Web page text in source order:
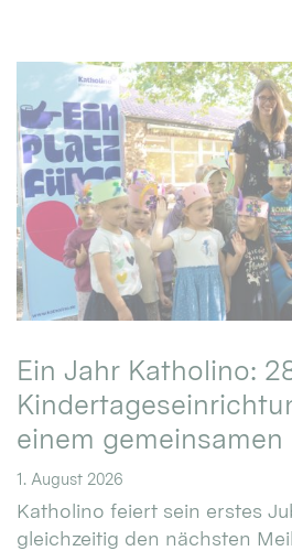
Ein Jahr Katholino:
einem gemeinsamen
1. August 2026
Katholino feiert sein erstes
gleichzeitig den nächsten